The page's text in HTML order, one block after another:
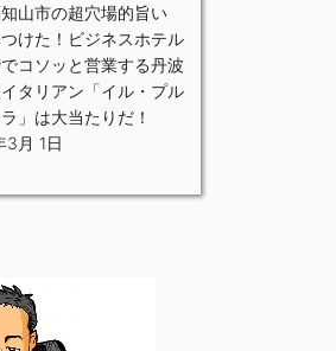
山市の超穴場的旨い
けた！ビジネスホテル
コソッと営業する丹波
タリアン「イル・プル
」は大当たりだ！
3月 1日